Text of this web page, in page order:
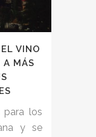
VINO
A MÁS
para los
y se